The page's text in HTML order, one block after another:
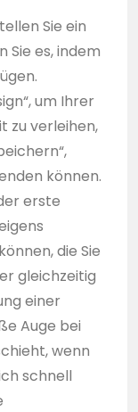
Sie ein
Sie es, indem
um Ihrer
zu verleihen,
können.
erste
die Sie
gleichzeitig
einer
Auge bei
wenn
schnell